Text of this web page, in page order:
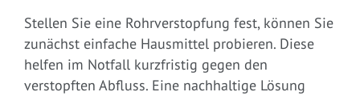
Stellen Sie eine Rohrverstopfung fest, können Sie
zunächst einfache Hausmittel probieren. Diese
helfen im Notfall kurzfristig gegen den
verstopften Abfluss. Eine nachhaltige Lösung